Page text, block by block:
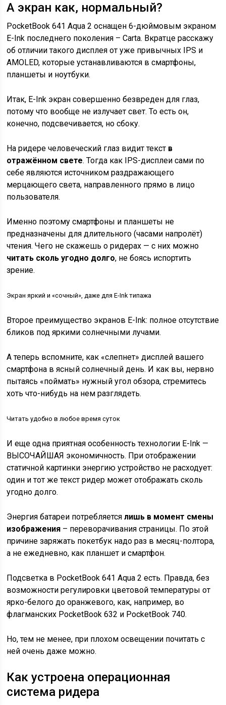
А экран как, нормальный?
PocketBook 641 Aqua 2 оснащен 6-дюймовым экраном
E-Ink последнего поколения – Carta. Вкратце расскажу
об отличии такого дисплея от уже привычных IPS и
AMOLED, которые устанавливаются в смартфоны,
планшеты и ноутбуки.
Итак, E-Ink экран совершенно безвреден для глаз,
потому что вообще не излучает свет. То есть он,
конечно, подсвечивается, но сбоку.
На ридере человеческий глаз видит текст в
отражённом свете. Тогда как IPS-дисплеи сами по
себе являются источником раздражающего
мерцающего света, направленного прямо в лицо
пользователя.
Именно поэтому смартфоны и планшеты не
предназначены для длительного (часами напролёт)
чтения. Чего не скажешь о ридерах — с них можно
читать сколь угодно долго, не боясь испортить
зрение.
Экран яркий и «сочный», даже для E-Ink типажа
Второе преимущество экранов E-Ink: полное отсутствие
бликов под яркими солнечными лучами.
А теперь вспомните, как «слепнет» дисплей вашего
смартфона в ясный солнечный день. И как вы, нервно
пытаясь «поймать» нужный угол обзора, стремитесь
хоть что-нибудь на нем разглядеть.
Читать удобно в любое время суток
И еще одна приятная особенность технологии E-Ink —
ВЫСОЧАЙШАЯ экономичность. При отображении
статичной картинки энергию устройство не расходует:
один и тот же текст ридер может отображать сколь
угодно долго.
Энергия батареи потребляетсялишь в момент смены
изображения – переворачивания страницы. По этой
причине заряжать покетбук надо раз в месяц-полтора,
а не ежедневно, как планшет и смартфон.
Подсветка в PocketBook 641 Aqua 2 есть. Правда, без
возможности регулировки цветовой температуры от
ярко-белого до оранжевого, как, например, во
флагманских PocketBook 632 и PocketBook 740.
Но, тем не менее, при плохом освещении почитать с
ней очень даже можно.
Как устроена операционная
система ридера